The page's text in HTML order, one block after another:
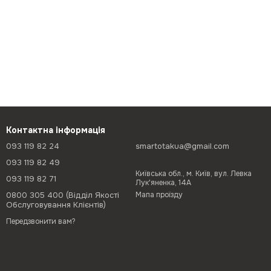
Контактна інформація
093 119 82 24
093 119 82 49
093 119 82 71
0800 305 400 (Відділ Якості
Обслуговування Клієнтів)
Передзвонити вам?
smartotakua@gmail.com
Київська обл., м. Київ, вул. Левка
Лук'яненка, 14А
Мапа проїзду